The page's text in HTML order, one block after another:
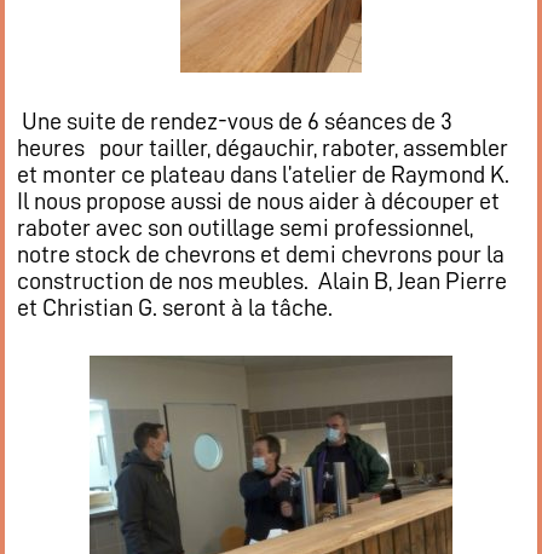
Une suite de rendez-vous de 6 séances de 3
heures pour tailler, dégauchir, raboter, assembler
et monter ce plateau dans l’atelier de Raymond K.
Il nous propose aussi de nous aider à découper et
raboter avec son outillage semi professionnel,
notre stock de chevrons et demi chevrons pour la
construction de nos meubles. Alain B, Jean Pierre
et Christian G. seront à la tâche.